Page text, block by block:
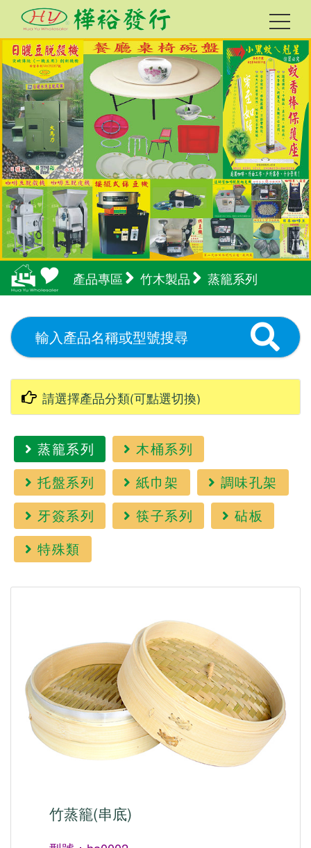
產品專區 竹木製品 蒸籠系列
蒸籠系列
木桶系列
托盤系列
紙巾架
調味孔架
牙簽系列
筷子系列
砧板
特殊類
竹蒸籠(串底)